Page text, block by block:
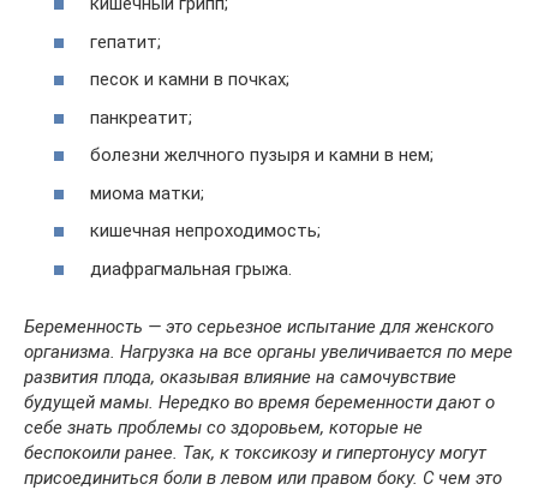
гепатит;
песок и камни в почках;
панкреатит;
болезни желчного пузыря и камни в нем;
миома матки;
кишечная непроходимость;
диафрагмальная грыжа.
Беременность — это серьезное испытание для женского
организма. Нагрузка на все органы увеличивается по мере
развития плода, оказывая влияние на самочувствие
будущей мамы. Нередко во время беременности дают о
себе знать проблемы со здоровьем, которые не
беспокоили ранее. Так, к токсикозу и гипертонусу могут
присоединиться боли в левом или правом боку. С чем это